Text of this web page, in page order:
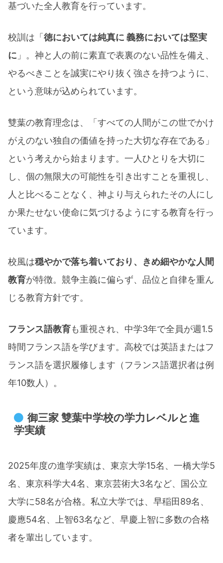
基づいた全人教育を行っています。​
校訓は「 徳においては純真に 義務においては堅実
に 」。神と人の前に素直で表裏のない品性を備え、
やるべきことを誠実にやり抜く強さを持つように、
という意味が込められています。​
雙葉の教育理念は、「すべての人間がこの世でかけ
がえのない独自の価値を持った大切な存在である」
という考えから始まります。一人ひとりを大切に
し、個の無限大の可能性を引き出すことを重視し、
人と比べることなく、神より与えられたその人にし
か果たせない使命に気づけるようにする教育を行っ
ています。​
校風は穏やかで落ち着いており、きめ細やかな人間
教育が特徴。競争主義に偏らず、品位と自律を重ん
じる教育方針です。​
フランス語教育も重視され、中学3年で全員が週1.5
時間フランス語を学びます。高校では英語またはフ
ランス語を選択履修します（フランス語選択者は例
年10数人）。
御三家 雙葉中学校の学力レベルと進
学実績
2025年度の進学実績は、東京大学15名、一橋大学5
名、東京科学大4名、東京芸術大3名など、国公立
大学に58名が合格。私立大学では、早稲田89名、
慶應54名、上智63名など、早慶上智に多数の合格
者を輩出しています。​